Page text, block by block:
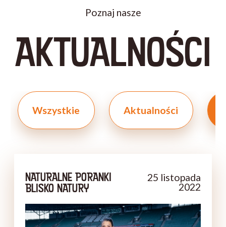
Poznaj nasze
AKTUALNOŚCI
Wszystkie Aktualności
NATURALNE PORANKI
BLISKO NATURY
25 listopada
2022